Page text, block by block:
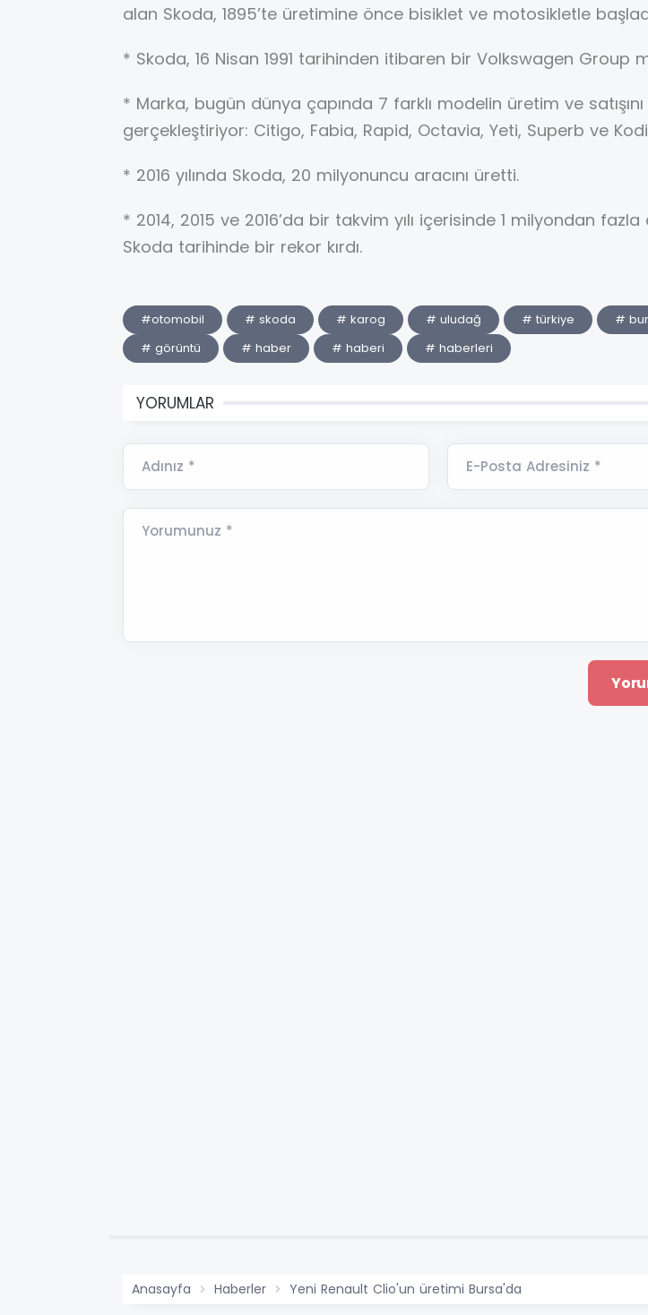
alan Skoda, 1895’te üretimine önce bisiklet ve motosikletle
* Skoda, 16 Nisan 1991 tarihinden itibaren bir Volkswagen Group
* Marka, bugün dünya çapında 7 farklı modelin üretim ve satışını
gerçekleştiriyor: Citigo, Fabia, Rapid, Octavia, Yeti, Superb ve
* 2016 yılında Skoda, 20 milyonuncu aracını üretti.
* 2014, 2015 ve 2016’da bir takvim yılı içerisinde 1 milyondan
Skoda tarihinde bir rekor kırdı.
#otomobil # skoda # karog # uludağ # türkiye #
# görüntü
# haber # haberi # haberleri
YORUMLAR
Adınız * E-Posta Adresiniz *
Yorumunuz *
Anasayfa Haberler Yeni Renault Clio'un üretimi Bursa'da